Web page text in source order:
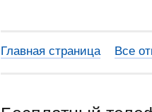
Главная страница Все